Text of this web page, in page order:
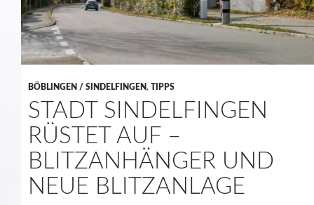
BÖBLINGEN / SINDELFINGEN, TIPPS
STADT SINDELFINGEN
RÜSTET AUF –
BLITZANHÄNGER UND
NEUE BLITZANLAGE